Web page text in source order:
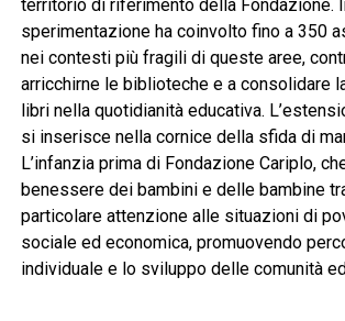
territorio di riferimento della Fondazione.
sperimentazione ha coinvolto fino a 350
nei contesti più fragili di queste aree,
arricchirne le biblioteche e a consolidare
libri nella quotidianità educativa.
si inserisce nella cornice della sfida di
L’infanzia prima di Fondazione Cariplo,
benessere dei bambini e delle bambine
particolare attenzione alle situazioni di
sociale ed economica, promuovendo
individuale e lo sviluppo delle comunità